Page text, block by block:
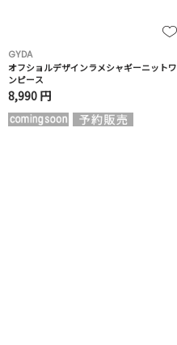
GYDA
オフショルデザインラメシャギーニットワ
ンピース
8,990 円